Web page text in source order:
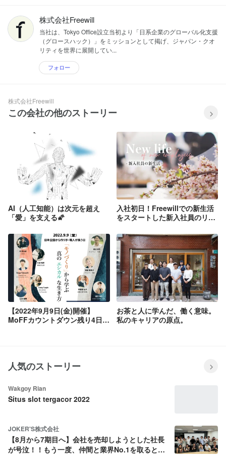
株式会社Freewill
当社は、Tokyo Office設立当初より「日系企業のグローバル化支援
（グロースハック）」をミッションとして掲げ、ジャパン・クオ
リティを世界に展開してい...
フォロー
株式会社Freewill
この会社の他のストーリー
AI（人工知能）は次元を超え
「愛」を支える🌠
入社初日！Freewillでの新生活
をスタートした新入社員のリア
【2022年9月9日(金)開催】
MoFFカウントダウン残り4日！
お茶と人に学んだ、働く意味。
私のキャリアの原点。
人気のストーリー
Wakgoy Rian
Situs slot tergacor 2022
JOKER'S株式会社
【8月から7期目へ】会社を売却しようとした社長
が号泣！！もう一度、仲間と業界No.1を取ると決